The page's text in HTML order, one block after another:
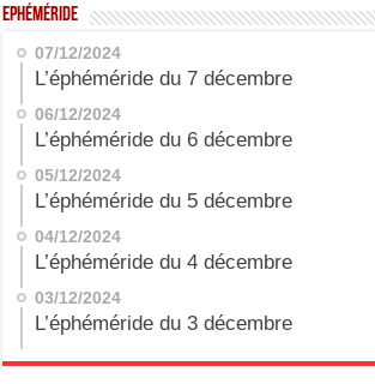
Ephéméride
07/12/2024
L’éphéméride du 7 décembre
06/12/2024
L’éphéméride du 6 décembre
05/12/2024
L’éphéméride du 5 décembre
04/12/2024
L’éphéméride du 4 décembre
03/12/2024
L’éphéméride du 3 décembre